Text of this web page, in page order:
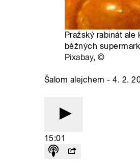
Pražský rabinát
běžných
Pixabay,©
Šalom alejchem - 4. 2.
15:01